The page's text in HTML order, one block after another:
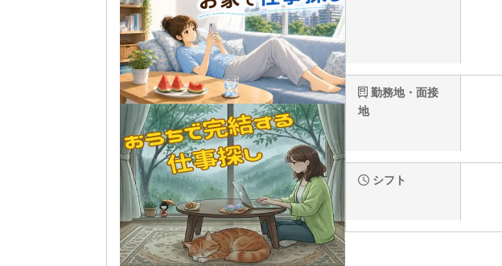
勤務地・面接
地
シフト